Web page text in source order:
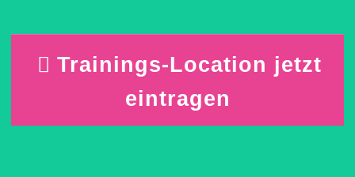
Trainings-Location jetzt
eintragen